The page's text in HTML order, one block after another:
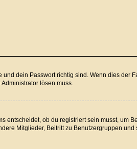
dein Passwort richtig sind. Wenn dies
lösen muss.
ob du registriert sein musst, um
Mitglieder, Beitritt zu Benutzergruppen